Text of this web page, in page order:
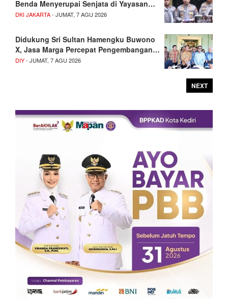
Benda Menyerupai Senjata di Yayasan…
DKI JAKARTA- JUMAT, 7 AGU 2026
Didukung Sri Sultan Hamengku Buwono
X, Jasa Marga Percepat Pengembangan…
DIY- JUMAT, 7 AGU 2026
NEXT